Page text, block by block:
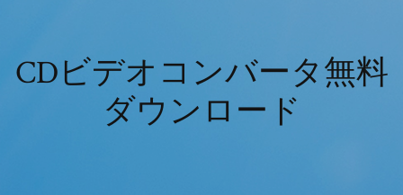
CDビデオコンバータ無料
ダウンロード